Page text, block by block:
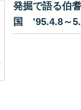
発掘で語る伯耆
国 ’95.4.8～